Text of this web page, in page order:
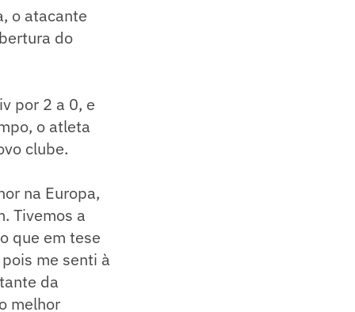
o atacante
do
por 2 a 0, e
o atleta
clube.
na Europa,
Tivemos a
que em tese
me senti à
da
melhor